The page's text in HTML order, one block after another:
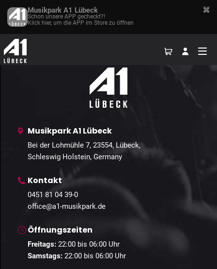
Home Events Galerien
Musikpark A1 Lübeck
Bei der Lohmühle 7, 23554, Lübeck,
Schleswig Holstein, Germany
Kontakt
0451 81 04 39-0
office@a1-musikpark.de
Öffnungszeiten
Freitags: 22:00 bis 06:00 Uhr
Samstags: 22:00 bis 06:00 Uhr
Musikpark A1 Lübeck
Schon unsere APP gecheckt?!
Klick hier, um die APP im Store zu öffnen